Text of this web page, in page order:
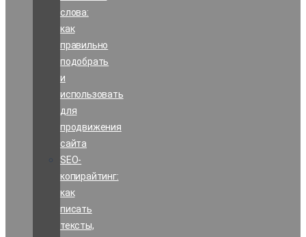
слова:
как
правильно
подобрать
и
использовать
для
продвижения
сайта
SEO-
копирайтинг:
как
писать
тексты,